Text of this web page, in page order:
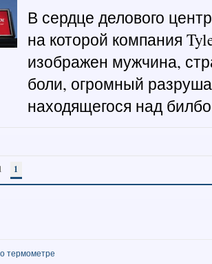
В сердце делового
на которой компания
изображен мужчина,
боли, огромный
находящегося над
1
термометре